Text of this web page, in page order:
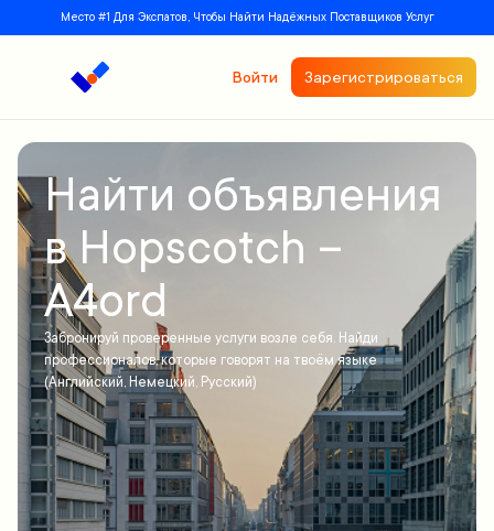
Место #1 Для Экспатов, Чтобы Найти Надёжных Поставщиков Услуг
Войти Зарегистрироваться
Найти объявления
в Hopscotch –
A4ord
Забронируй проверенные услуги возле себя. Найди
профессионалов, которые говорят на твоём языке
(Английский, Немецкий, Русский)